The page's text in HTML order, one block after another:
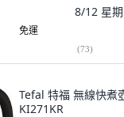
8/12 星
免運
(73)
Tefal 特福 無線快煮
KI271KR